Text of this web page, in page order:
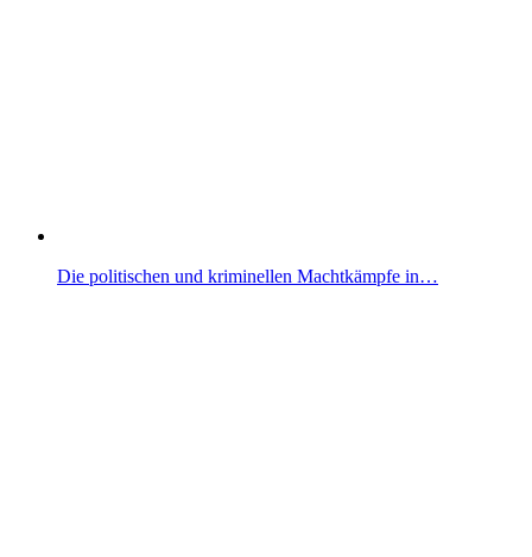
Die politischen und kriminellen Machtkämpfe in…